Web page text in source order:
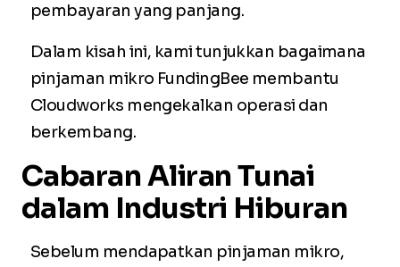
pembayaran yang panjang.
Dalam kisah ini, kami tunjukkan bagaimana
pinjaman mikro FundingBee membantu
Cloudworks mengekalkan operasi dan
berkembang.
Cabaran Aliran Tunai
dalam Industri Hiburan
Sebelum mendapatkan pinjaman mikro,